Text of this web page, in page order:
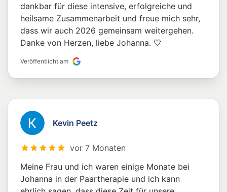
dankbar für diese intensive, erfolgreiche und
heilsame Zusammenarbeit und freue mich sehr,
dass wir auch 2026 gemeinsam weitergehen.
Danke von Herzen, liebe Johanna. 💛
Veröffentlicht am
Kevin Peetz
vor 7 Monaten
Meine Frau und ich waren einige Monate bei
Johanna in der Paartherapie und ich kann